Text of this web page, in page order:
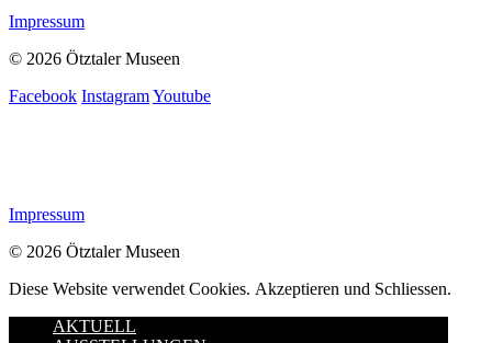
Impressum
© 2026 Ötztaler Museen
Facebook InstagramYoutube
Impressum
© 2026 Ötztaler Museen
Diese Website verwendet Cookies. Akzeptieren und Schliessen.
AKTUELL